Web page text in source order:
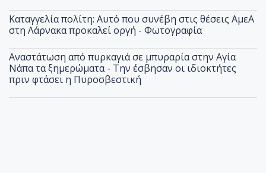
Καταγγελία πολίτη: Αυτό που συνέβη στις θέσεις ΑμεΑ
στη Λάρνακα προκαλεί οργή - Φωτογραφία
Αναστάτωση από πυρκαγιά σε μπυραρία στην Αγία
Νάπα τα ξημερώματα - Την έσβησαν οι ιδιοκτήτες
πριν φτάσει η Πυροσβεστική